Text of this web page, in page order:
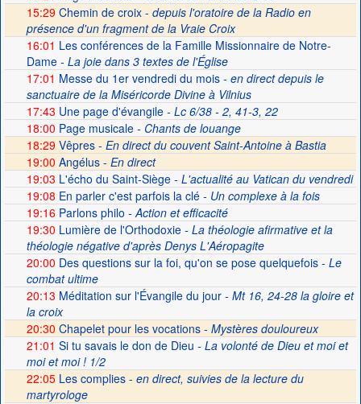
15:29 Chemin de croix - depuis l'oratoire de la Radio en
présence d'un fragment de la Vraie Croix
16:01 Les conférences de la Famille Missionnaire de Notre-
Dame- La joie dans 3 textes de l'Église
17:01 Messe du 1er vendredi du mois- en direct depuis le
sanctuaire de la Miséricorde Divine à Vilnius
17:43 Une page d'évangile- Lc 6/38 - 2, 41-3, 22
18:00 Page musicale- Chants de louange
18:29 Vêpres - En direct du couvent Saint-Antoine à Bastia
19:00 Angélus - En direct
19:03 L'écho du Saint-Siège- L'actualité au Vatican du vendredi
19:08 En parler c'est parfois la clé- Un complexe à la fois
19:16Parlons philo - Action et efficacité
19:30 Lumière de l'Orthodoxie- La théologie afirmative et la
théologie négative d'après Denys L'Aéropagite
20:00 Des questions sur la foi, qu'on se pose quelquefois- Le
combat ultime
20:13 Méditation sur l'Évangile du jour- Mt 16, 24-28 la gloire et
la croix
20:30 Chapelet pour les vocations - Mystères douloureux
21:01 Si tu savais le don de Dieu - La volonté de Dieu et moi et
moi et moi ! 1/2
22:05Les complies - en direct, suivies de la lecture du
martyrologe